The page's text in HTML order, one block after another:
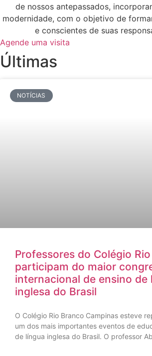
de nossos antepassados,
modernidade, com o objetivo de
e conscientes de suas
Agende uma visita
Últimas
NOTÍCIAS
Professores do Colégio
participam do maior
internacional de ensino de
inglesa do Brasil
O Colégio Rio Branco Campinas esteve
um dos mais importantes eventos de
de língua inglesa do Brasil. O professor